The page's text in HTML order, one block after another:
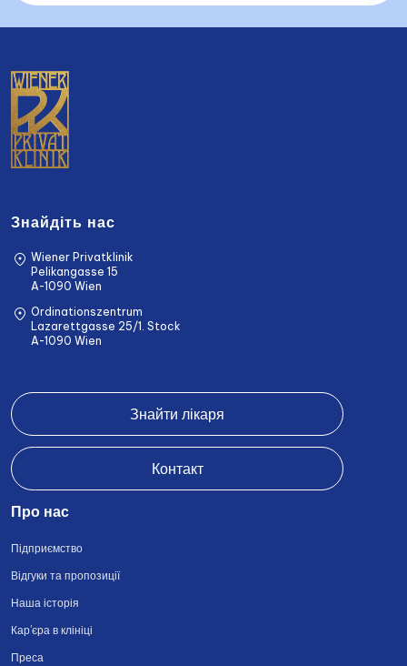
Знайдіть нас
Wiener Privatklinik
Pelikangasse 15
A-1090 Wien
Ordinationszentrum
Lazarettgasse 25/1. Stock
A-1090 Wien
Знайти лікаря
Контакт
Про нас
Підприємство
Відгуки та пропозиції
Наша історія
Кар’єра в клініці
Преса